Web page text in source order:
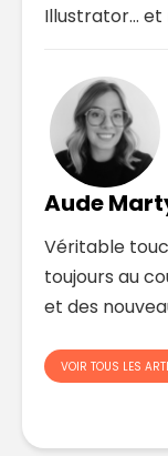
Illustrator…
Aude
Véritable
toujours au
et des
VOIR TOUS LES